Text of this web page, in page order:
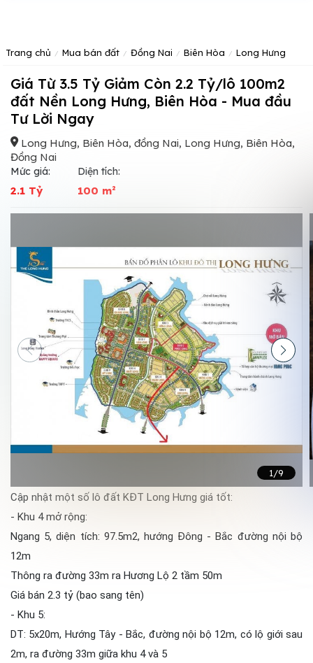
Trang chủ Mua bán đất Đồng Nai Biên Hòa Long Hưng
Giá Từ 3.5 Tỷ Giảm Còn 2.2 Tỷ/lô 100m2
đất Nền Long Hưng, Biên Hòa - Mua đầu
Tư Lời Ngay
Long Hưng, Biên Hòa, đồng Nai, Long Hưng, Biên Hòa,
Đồng Nai
Mức giá:
2.1 Tỷ
Diện tích:
100 m²
1/9
Cập nhật một số lô đất KĐT Long Hưng giá tốt:
- Khu 4 mở rộng:
Ngang 5, diện tích: 97.5m2, hướng Đông - Bắc đường nội bộ
12m
Thông ra đường 33m ra Hương Lộ 2 tầm 50m
Giá bán 2.3 tỷ (bao sang tên)
- Khu 5:
DT: 5x20m, Hướng Tây - Bắc, đường nội bộ 12m, có lộ giới sau
2m, ra đường 33m giữa khu 4 và 5